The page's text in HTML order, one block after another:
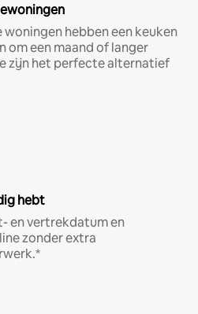
hebben een keuken
om een maand of langer
zijn het perfecte alternatief
hebt
en vertrekdatum en
zonder extra